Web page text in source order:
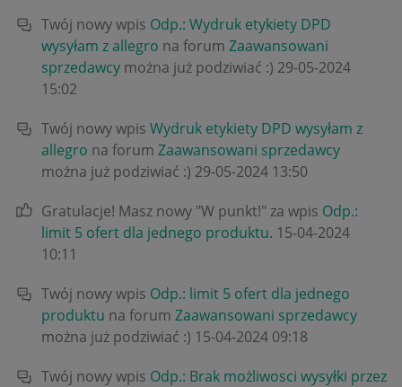
Twój nowy wpis Odp.: Wydruk etykiety DPD
wysyłam z allegro na forum Zaawansowani
sprzedawcy można już podziwiać :) ‎29-05-2024
15:02
Twój nowy wpis Wydruk etykiety DPD wysyłam z
allegro na forum Zaawansowani sprzedawcy
można już podziwiać :) ‎29-05-2024 13:50
Gratulacje! Masz nowy "W punkt!" za wpis Odp.:
limit 5 ofert dla jednego produktu. ‎15-04-2024
10:11
Twój nowy wpis Odp.: limit 5 ofert dla jednego
produktu na forum Zaawansowani sprzedawcy
można już podziwiać :) ‎15-04-2024 09:18
Twój nowy wpis Odp.: Brak możliwosci wysyłki przez